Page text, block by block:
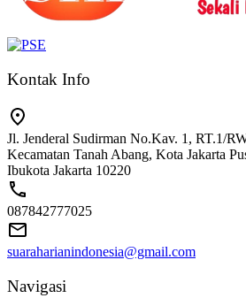
Kontak Info
Jl. Jenderal Sudirman No.Kav. 1, RT.1/
Kecamatan Tanah Abang, Kota Jakarta
Ibukota Jakarta 10220
087842777025
suaraharianindonesia@gmail.com
Navigasi